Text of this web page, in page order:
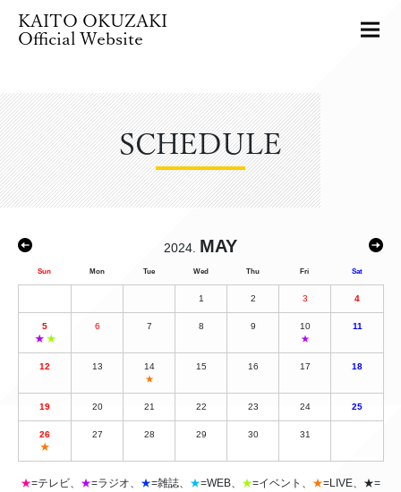
KAITO OKUZAKI
Official Website
SCHEDULE
2024. MAY
Sun Mon Tue Wed Thu Fri Sat
1 2 3 4
5
★ ★
6 7 8 9
10
★
11
12 13
14
★
15 16 17 18
19 20 21 22 23 24 25
26
★
27 28 29 30 31
★=テレビ、 ★=ラジオ、 ★=雑誌、 ★=WEB、 ★=イベント、 ★=LIVE、 ★=